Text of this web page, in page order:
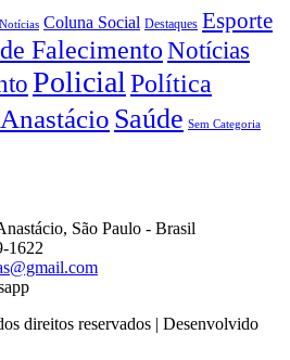
Coluna Social Destaques Esporte
FalecimentoNotícias
Policial Política
Saúde Sem Categoria
São Paulo - Brasil
1622
direitos reservados | Desenvolvido